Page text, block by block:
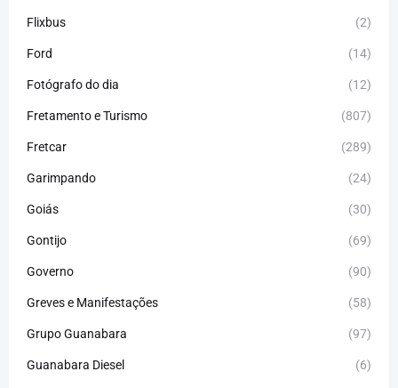
Flixbus (2)
Ford (14)
Fotógrafo do dia (12)
Fretamento e Turismo (807)
Fretcar (289)
Garimpando (24)
Goiás (30)
Gontijo (69)
Governo (90)
Greves e Manifestações (58)
Grupo Guanabara (97)
Guanabara Diesel (6)